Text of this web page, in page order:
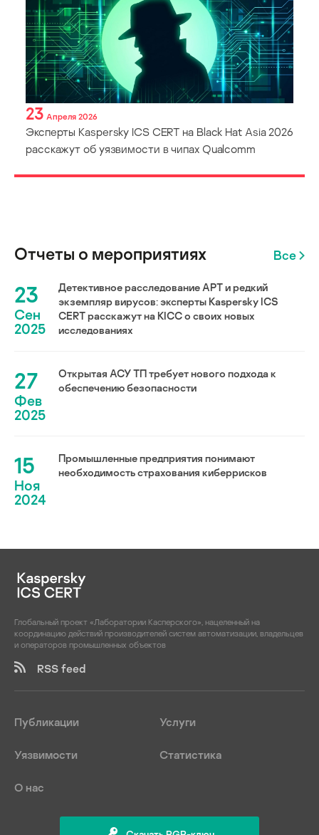
23 Апреля 2026
Эксперты Kaspersky ICS CERT на Black Hat Asia 2026
расскажут об уязвимости в чипах Qualcomm
Отчеты о мероприятиях Все
23
Сен
2025
Детективное расследование АРТ и редкий
экземпляр вирусов: эксперты Kaspersky ICS
CERT расскажут на KICC о своих новых
исследованиях
27
Фев
2025
Открытая АСУ ТП требует нового подхода к
обеспечению безопасности
15
Ноя
2024
Промышленные предприятия понимают
необходимость страхования киберрисков
Глобальный проект «Лаборатории Касперского», нацеленный на
координацию действий производителей систем автоматизации, владельцев
и операторов промышленных объектов
RSS feed
Публикации Услуги
Уязвимости Статистика
О нас